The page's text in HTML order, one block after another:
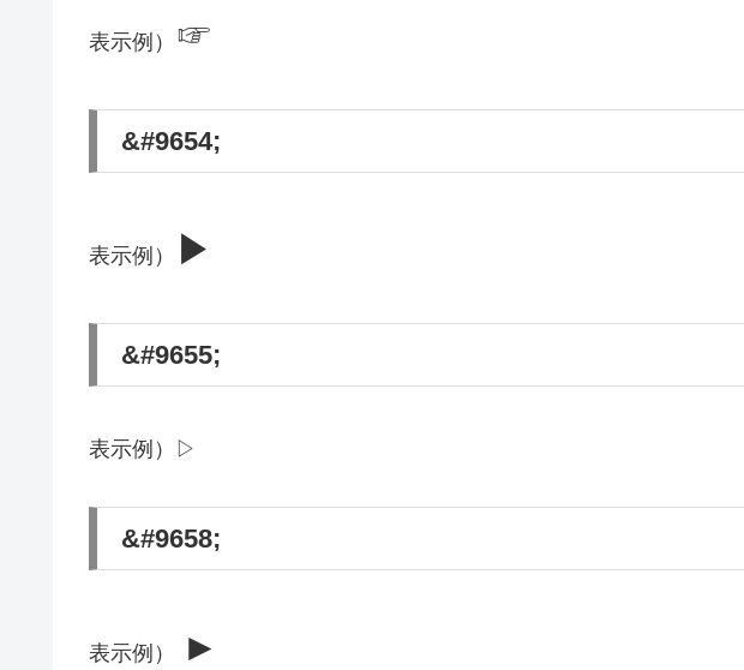
表示例） ☞
&#9654;
表示例） ▶
&#9655;
表示例）▷
&#9658;
表示例） ►